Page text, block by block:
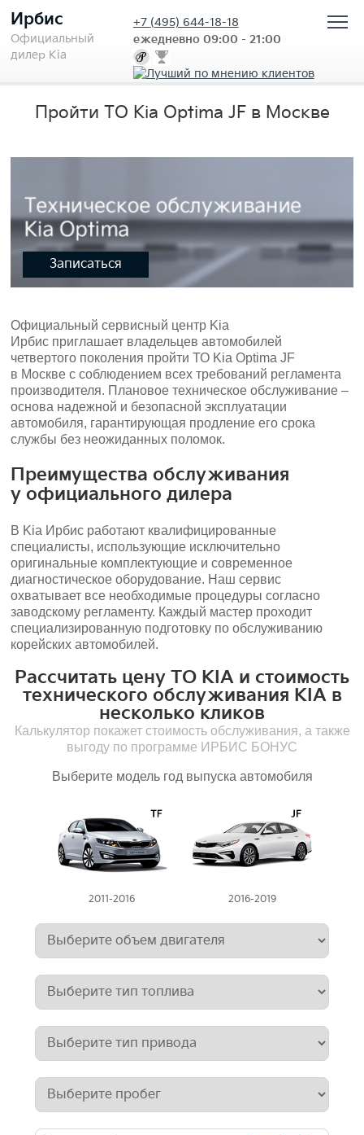
Ирбис
Официальный
дилер Kia
+7 (495) 644-18-18
ежедневно 09:00 - 21:00
Пройти ТО Kia Optima JF в Москве
Записаться
Официальный сервисный центр Kia
Ирбис приглашает владельцев автомобилей
четвертого поколения пройти ТО Kia Optima JF
в Москве с соблюдением всех требований регламента
производителя. Плановое техническое обслуживание –
основа надежной и безопасной эксплуатации
автомобиля, гарантирующая продление его срока
службы без неожиданных поломок.
Преимущества обслуживания
у официального дилера
В Kia Ирбис работают квалифицированные
специалисты, использующие исключительно
оригинальные комплектующие и современное
диагностическое оборудование. Наш сервис
охватывает все необходимые процедуры согласно
заводскому регламенту. Каждый мастер проходит
специализированную подготовку по обслуживанию
корейских автомобилей.
Рассчитать цену ТО KIA и стоимость
технического обслуживания KIA в
несколько кликов
Калькулятор покажет стоимость обслуживания, а также
выгоду по программе ИРБИС БОНУС
Выберите модель год выпуска автомобиля
2011-2016 2016-2019